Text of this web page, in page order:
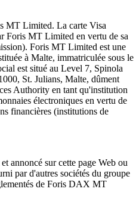
MT Limited. La carte Visa
Foris MT Limited en vertu de sa
Foris MT Limited est une
à Malte, immatriculée sous le
est situé au Level 7, Spinola
St. Julians, Malte, dûment
Authority en tant qu'institution
électroniques en vertu de
financières (institutions de
annoncé sur cette page Web ou
par d'autres sociétés du groupe
de Foris DAX MT